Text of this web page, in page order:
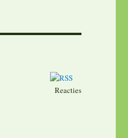
Reacties